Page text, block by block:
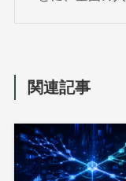
関連記事